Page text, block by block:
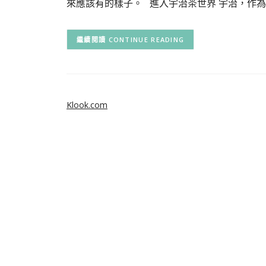
來應該有的樣子。 進入宇治茶世界 宇治，作
CONTINUE READING
Klook.com